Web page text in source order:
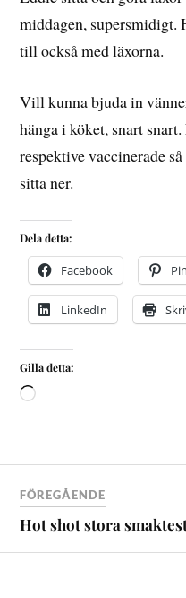
middagen, supersmidigt.
till också med läxorna.
Vill kunna bjuda in
hänga i köket, snart
respektive vaccinerade
sitta ner.
Dela detta:
Facebook
LinkedIn
Gilla detta:
FÖREGÅENDE
Hot shot stora